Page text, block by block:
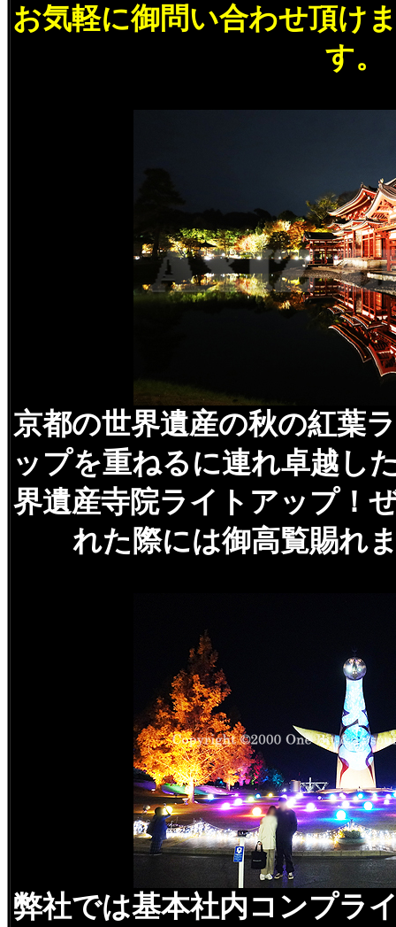
お気軽に御問い合わせ頂け
す。
京都の世界遺産の秋の紅葉
ップを重ねるに連れ卓越し
界遺産寺院ライトアップ！
れた際には御高覧賜れ
弊社では基本社内コンプラ